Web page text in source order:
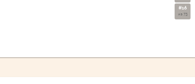
#16
из 73